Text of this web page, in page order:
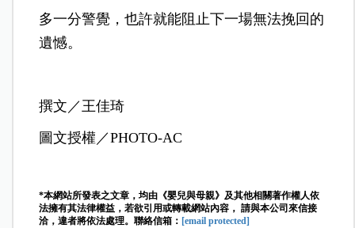
多一分警覺，也許就能阻止下一場無法挽回的
遺憾。
撰文／王佳琦
圖文授權／PHOTO-AC
*本網站所發表之文章，均由《嬰兒與母親》及其他相關著作權人依
法擁有其法律權益，若欲引用或轉載網站內容， 請與本公司來信接
洽，違者將依法處理。聯絡信箱： [email protected]